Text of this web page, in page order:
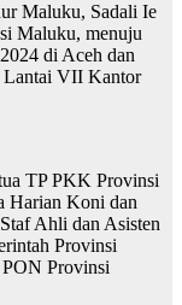
Maluku, Sadali Ie
Maluku, menuju
di Aceh dan
Lantai VII Kantor
TP PKK Provinsi
Harian Koni dan
Ahli dan Asisten
Provinsi
Provinsi